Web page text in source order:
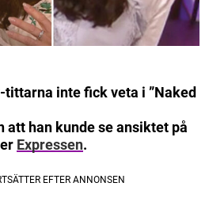
inte fick veta i ”Naked
att han kunde se ansiktet på
Expressen.